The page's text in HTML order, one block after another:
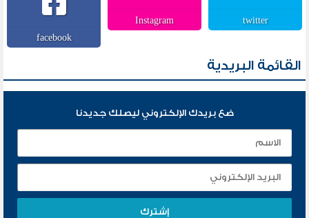
twitter
Instagram
facebook
القائمة البريدية
ضع بريدك الإلكتروني ليصلك جديدنا